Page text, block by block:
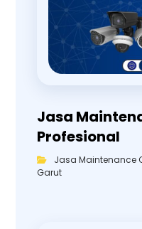
Jasa
Profesional
Jasa Maintenance
Garut